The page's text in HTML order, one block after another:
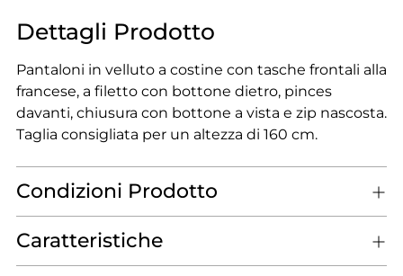
Dettagli Prodotto
Pantaloni in velluto a costine con tasche frontali alla
francese, a filetto con bottone dietro, pinces
davanti, chiusura con bottone a vista e zip nascosta.
Taglia consigliata per un altezza di 160 cm.
Condizioni Prodotto
Caratteristiche